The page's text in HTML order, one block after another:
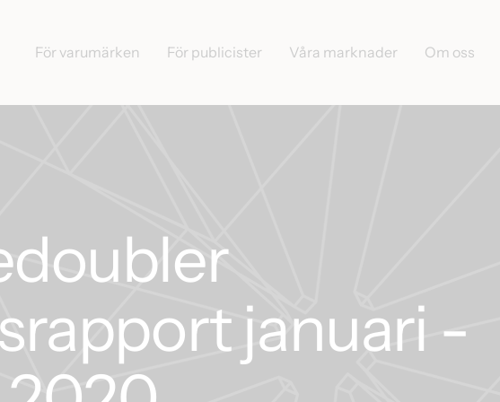
För varumärken För publicister Våra marknader Om oss
januari -